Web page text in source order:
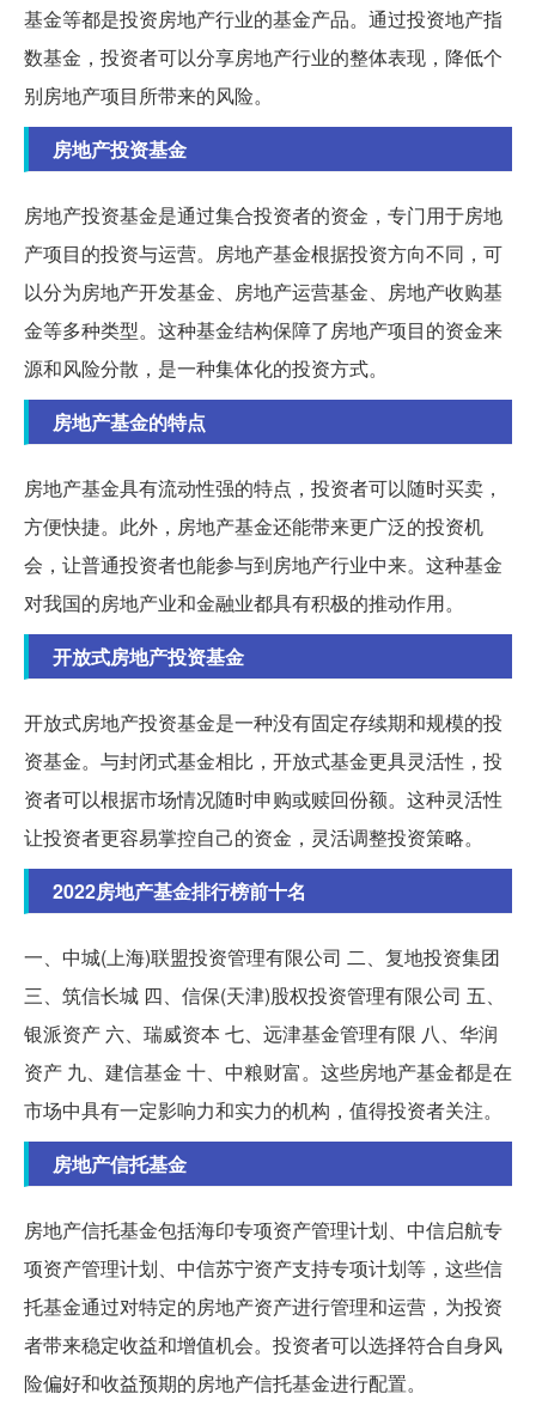
基金等都是投资房地产行业的基金产品。通过投资地产指
数基金，投资者可以分享房地产行业的整体表现，降低个
别房地产项目所带来的风险。
房地产投资基金
房地产投资基金是通过集合投资者的资金，专门用于房地
产项目的投资与运营。房地产基金根据投资方向不同，可
以分为房地产开发基金、房地产运营基金、房地产收购基
金等多种类型。这种基金结构保障了房地产项目的资金来
源和风险分散，是一种集体化的投资方式。
房地产基金的特点
房地产基金具有流动性强的特点，投资者可以随时买卖，
方便快捷。此外，房地产基金还能带来更广泛的投资机
会，让普通投资者也能参与到房地产行业中来。这种基金
对我国的房地产业和金融业都具有积极的推动作用。
开放式房地产投资基金
开放式房地产投资基金是一种没有固定存续期和规模的投
资基金。与封闭式基金相比，开放式基金更具灵活性，投
资者可以根据市场情况随时申购或赎回份额。这种灵活性
让投资者更容易掌控自己的资金，灵活调整投资策略。
2022房地产基金排行榜前十名
一、中城(上海)联盟投资管理有限公司 二、复地投资集团
三、筑信长城 四、信保(天津)股权投资管理有限公司 五、
银派资产 六、瑞威资本 七、远津基金管理有限 八、华润
资产 九、建信基金 十、中粮财富。这些房地产基金都是在
市场中具有一定影响力和实力的机构，值得投资者关注。
房地产信托基金
房地产信托基金包括海印专项资产管理计划、中信启航专
项资产管理计划、中信苏宁资产支持专项计划等，这些信
托基金通过对特定的房地产资产进行管理和运营，为投资
者带来稳定收益和增值机会。投资者可以选择符合自身风
险偏好和收益预期的房地产信托基金进行配置。